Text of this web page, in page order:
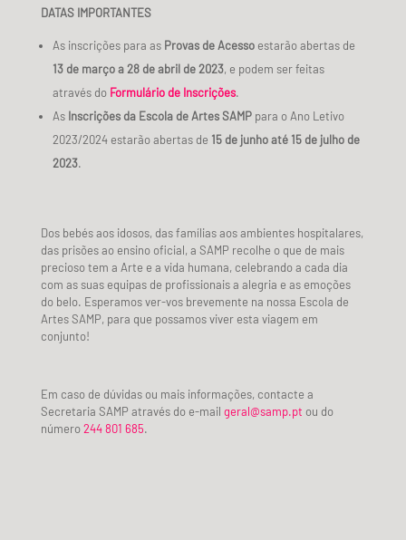
DATAS IMPORTANTES
As inscrições para as Provas de Acessoestarão abertas de
13 de março a 28 de abril de 2023, e podem ser feitas
através doFormulário de Inscrições.
As Inscrições da Escola de Artes SAMPpara o Ano Letivo
2023/2024 estarão abertas de 15 de junho até 15 de julho de
2023.
Dos bebés aos idosos, das famílias aos ambientes hospitalares,
das prisões ao ensino oficial, a SAMP recolhe o que de mais
precioso tem a Arte e a vida humana, celebrando a cada dia
com as suas equipas de profissionais a alegria e as emoções
do belo. Esperamos ver-vos brevemente na nossa Escola de
Artes SAMP, para que possamos viver esta viagem em
conjunto!
Em caso de dúvidas ou mais informações, contacte a
Secretaria SAMP através do e-mail geral@samp.pt ou do
número244 801 685.